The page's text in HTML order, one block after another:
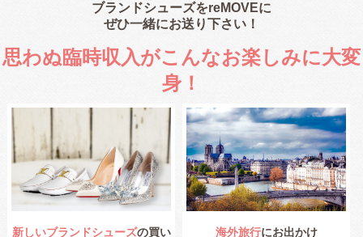
ブランドシューズをreMOVEに
ぜひ一緒にお送り下さい！
思わぬ臨時収入がこんなお楽しみに大変
身！
新しいブランドシューズの買い
海外旅行にお出かけ